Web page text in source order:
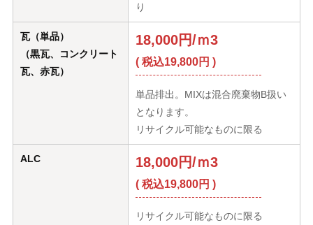
り
瓦（単品）
（黒瓦、コンクリート
瓦、赤瓦）
18,000円/ｍ3
( 税込19,800円 )
単品排出。MIXは混合廃棄物B扱い
となります。
リサイクル可能なものに限る
ALC 18,000円/ｍ3
( 税込19,800円 )
リサイクル可能なものに限る